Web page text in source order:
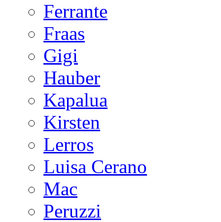
Ferrante
Fraas
Gigi
Hauber
Kapalua
Kirsten
Lerros
Luisa Cerano
Mac
Peruzzi